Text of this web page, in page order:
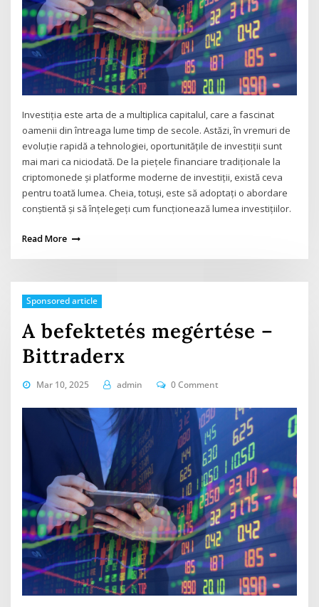
Investiția este arta de a multiplica capitalul, care a fascinat
oamenii din întreaga lume timp de secole. Astăzi, în vremuri de
evoluție rapidă a tehnologiei, oportunitățile de investiții sunt
mai mari ca niciodată. De la piețele financiare tradiționale la
criptomonede și platforme moderne de investiții, există ceva
pentru toată lumea. Cheia, totuși, este să adoptați o abordare
conștientă și să înțelegeți cum funcționează lumea investițiilor.
Read More
Sponsored article
A befektetés megértése –
Bittraderx
Mar 10, 2025 admin 0 Comment